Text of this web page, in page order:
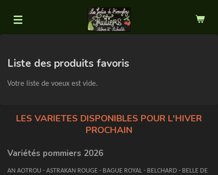
contenu
Liste des produits favoris
Votre liste de voeux est vide.
LES VARIETES DISPONIBLES POUR L'HIVER
PROCHAIN
Variétés pommiers 2026
AN AOTROU - ASTRAKAN ROUGE - BAGUE ROYAL - BELCHARD - BELLE DE